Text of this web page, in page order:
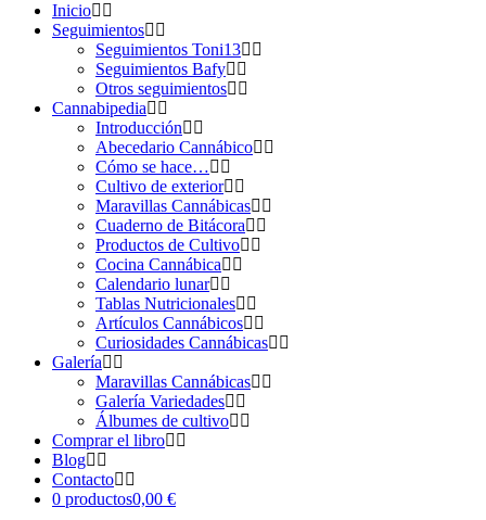
Inicio
Seguimientos
Seguimientos Toni13
Seguimientos Bafy
Otros seguimientos
Cannabipedia
Introducción
Abecedario Cannábico
Cómo se hace…
Cultivo de exterior
Maravillas Cannábicas
Cuaderno de Bitácora
Productos de Cultivo
Cocina Cannábica
Calendario lunar
Tablas Nutricionales
Artículos Cannábicos
Curiosidades Cannábicas
Galería
Maravillas Cannábicas
Galería Variedades
Álbumes de cultivo
Comprar el libro
Blog
Contacto
0 productos0,00 €